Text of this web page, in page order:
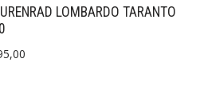
LOMBARDO TARANTO